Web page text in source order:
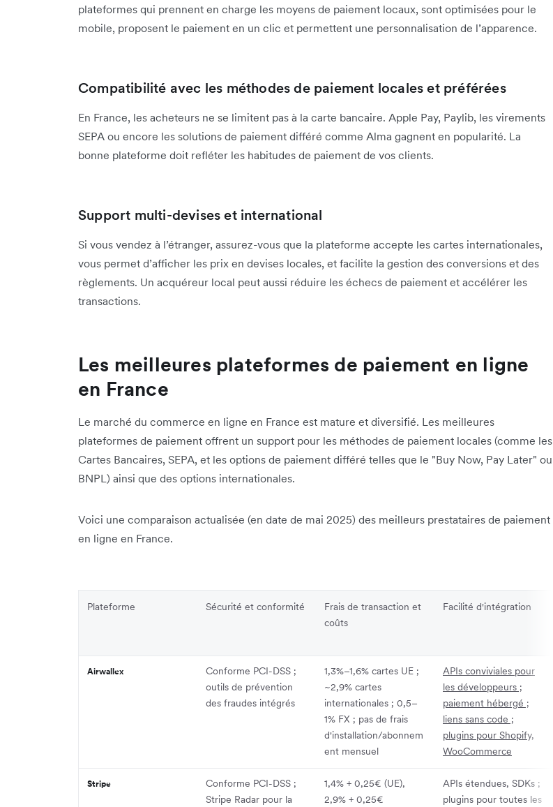
plateformes qui prennent en charge les moyens de paiement locaux, sont optimisées pour le
mobile, proposent le paiement en un clic et permettent une personnalisation de l’apparence.
Compatibilité avec les méthodes de paiement locales et préférées
En France, les acheteurs ne se limitent pas à la carte bancaire. Apple Pay, Paylib, les virements
SEPA ou encore les solutions de paiement différé comme Alma gagnent en popularité. La
bonne plateforme doit refléter les habitudes de paiement de vos clients.
Support multi-devises et international
Si vous vendez à l’étranger, assurez-vous que la plateforme accepte les cartes internationales,
vous permet d’afficher les prix en devises locales, et facilite la gestion des conversions et des
règlements. Un acquéreur local peut aussi réduire les échecs de paiement et accélérer les
transactions.
Les meilleures plateformes de paiement en ligne
en France
Le marché du commerce en ligne en France est mature et diversifié. Les meilleures
plateformes de paiement offrent un support pour les méthodes de paiement locales (comme les
Cartes Bancaires, SEPA, et les options de paiement différé telles que le "Buy Now, Pay Later" ou
BNPL) ainsi que des options internationales.
Voici une comparaison actualisée (en date de mai 2025) des meilleurs prestataires de paiement
en ligne en France.
Plateforme Sécurité et conformité
Frais de transaction et
coûts
Facilité d'intégration
Airwallex
Conforme PCI-DSS ;
outils de prévention
des fraudes intégrés
1,3%–1,6% cartes UE ;
~2,9% cartes
internationales ; 0,5–
1% FX ; pas de frais
d'installation/abonnem
ent mensuel
APIs conviviales pour
les développeurs ;
paiement hébergé ;
liens sans code ;
plugins pour Shopify,
WooCommerce
Stripe
Conforme PCI-DSS ;
Stripe Radar pour la
1,4% + 0,25€ (UE),
2,9% + 0,25€
APIs étendues, SDKs ;
plugins pour toutes les